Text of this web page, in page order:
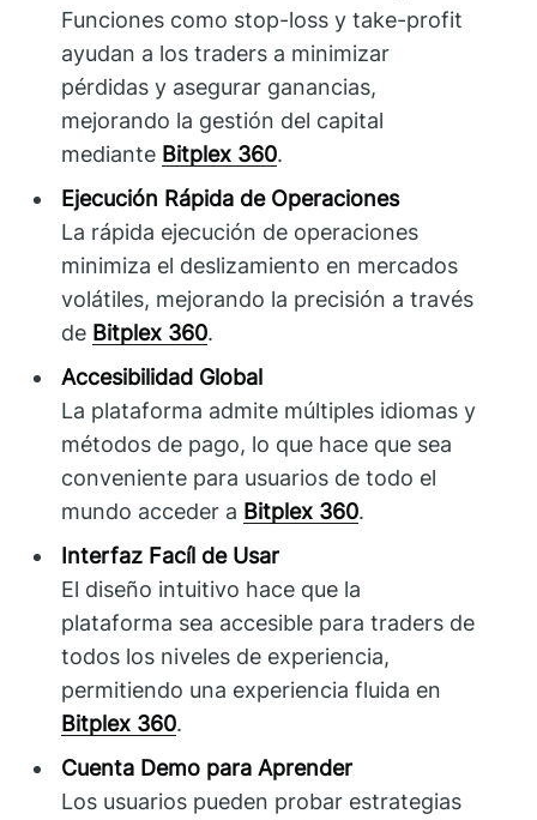
Funciones como stop-loss y take-profit
ayudan a los traders a minimizar
pérdidas y asegurar ganancias,
mejorando la gestión del capital
mediante Bitplex 360.
Ejecución Rápida de Operaciones
La rápida ejecución de operaciones
minimiza el deslizamiento en mercados
volátiles, mejorando la precisión a través
de Bitplex 360.
Accesibilidad Global
La plataforma admite múltiples idiomas y
métodos de pago, lo que hace que sea
conveniente para usuarios de todo el
mundo acceder a Bitplex 360.
Interfaz Facíl de Usar
El diseño intuitivo hace que la
plataforma sea accesible para traders de
todos los niveles de experiencia,
permitiendo una experiencia fluida en
Bitplex 360.
Cuenta Demo para Aprender
Los usuarios pueden probar estrategias